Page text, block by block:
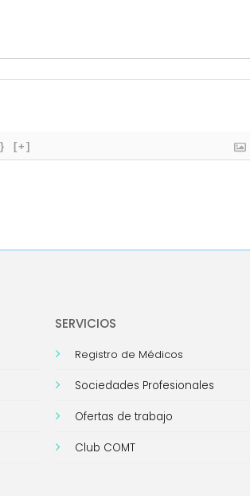
[+]
SERVICIOS
Registro de Médicos
Sociedades Profesionales
Ofertas de trabajo
Club COMT